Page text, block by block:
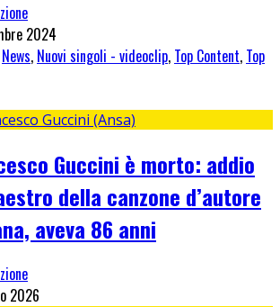
2024
News, Nuovi singoli - videoclip, Top Content, Top
Guccini è morto: addio
della canzone d’autore
aveva 86 anni
2026